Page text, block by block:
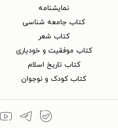
نمایشنامه
کتاب جامعه شناسی
کتاب شعر
کتاب موفقیت و خودیاری
کتاب تاریخ اسلام
کتاب کودک و نوجوان